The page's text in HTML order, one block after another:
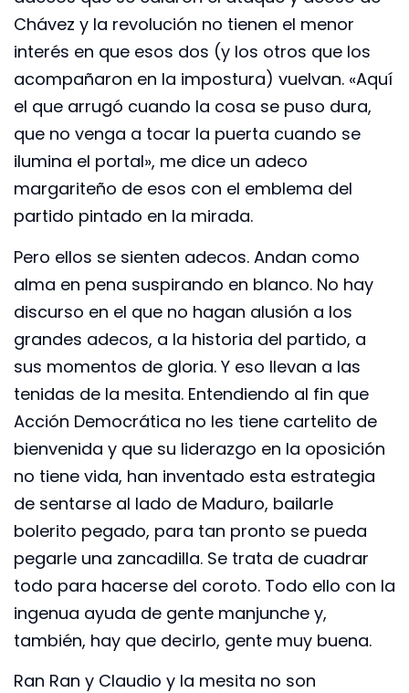
Chávez y la revolución no tienen el menor
interés en que esos dos (y los otros que los
acompañaron en la impostura) vuelvan. «Aquí
el que arrugó cuando la cosa se puso dura,
que no venga a tocar la puerta cuando se
ilumina el portal», me dice un adeco
margariteño de esos con el emblema del
partido pintado en la mirada.
Pero ellos se sienten adecos. Andan como
alma en pena suspirando en blanco. No hay
discurso en el que no hagan alusión a los
grandes adecos, a la historia del partido, a
sus momentos de gloria. Y eso llevan a las
tenidas de la mesita. Entendiendo al fin que
Acción Democrática no les tiene cartelito de
bienvenida y que su liderazgo en la oposición
no tiene vida, han inventado esta estrategia
de sentarse al lado de Maduro, bailarle
bolerito pegado, para tan pronto se pueda
pegarle una zancadilla. Se trata de cuadrar
todo para hacerse del coroto. Todo ello con la
ingenua ayuda de gente manjunche y,
también, hay que decirlo, gente muy buena.
Ran Ran y Claudio y la mesita no son